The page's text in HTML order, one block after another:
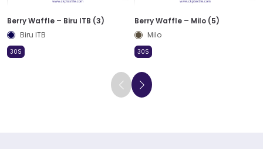
Berry Waffle – Biru ITB (3)
Biru ITB
30S
Berry Waffle – Milo (5)
Milo
30S